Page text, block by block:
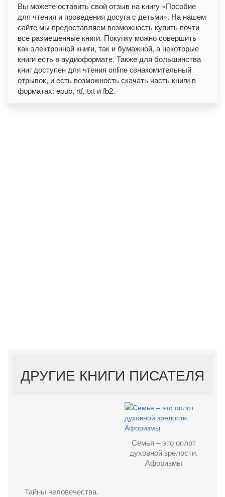
Вы можете оставить свой отзыв на книгу «Пособие
для чтения и проведения досуга с детьми». На нашем
сайте мы предоставляем возможность купить почти
все размещенные книги. Покупку можно совершить
как электронной книги, так и бумажной, а некоторые
книги есть в аудиоформате. Также для большинства
книг доступен для чтения online ознакомительный
отрывок, и есть возможность скачать часть книги в
форматах: epub, rtf, txt и fb2.
ДРУГИЕ КНИГИ ПИСАТЕЛЯ
Тайны человечества.
Семья – это оплот
духовной зрелости.
Афоризмы